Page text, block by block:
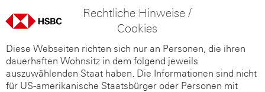
Rechtliche Hinweise /
Cookies
Diese Webseiten richten sich nur an Personen, die ihren
dauerhaften Wohnsitz in dem folgend jeweils
auszuwählenden Staat haben. Die Informationen sind nicht
für US-amerikanische Staatsbürger oder Personen mit